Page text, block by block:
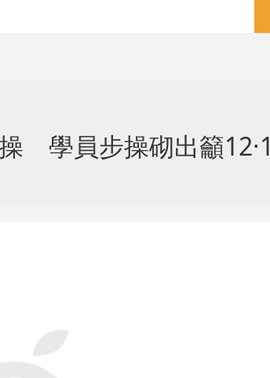
學員步操砌出籲